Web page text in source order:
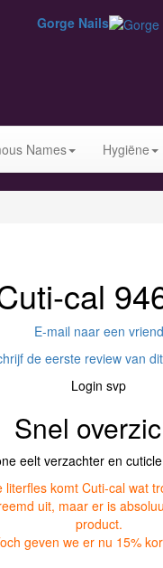
Gorge Nails
Names
Hygiëne
cal
E-mail naar een vriend
de eerste review van
Login svp
Snel
eelt verzachter en
literfles komt Cuti-cal wat
uit, maar er is
product.
geven we er nu 15%